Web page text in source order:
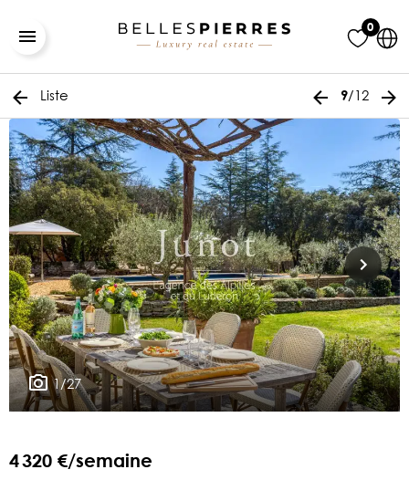
0
Liste 9/12
1/27
4 320 €/semaine